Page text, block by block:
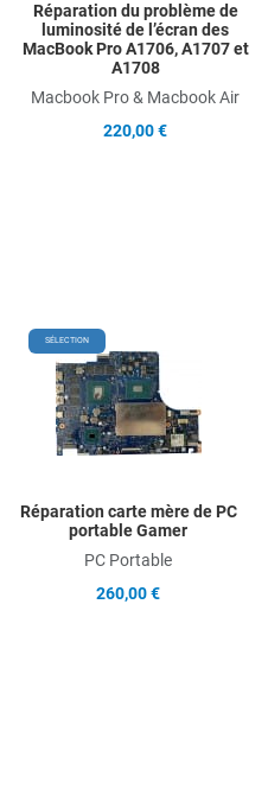
Réparation du problème de
luminosité de l’écran des
MacBook Pro A1706, A1707 et
A1708
Macbook Pro & Macbook Air
220,00 €
Add to Wishlist
Add to Compare
Quick View
SÉLECTION
Réparation carte mère de PC
portable Gamer
PC Portable
260,00 €